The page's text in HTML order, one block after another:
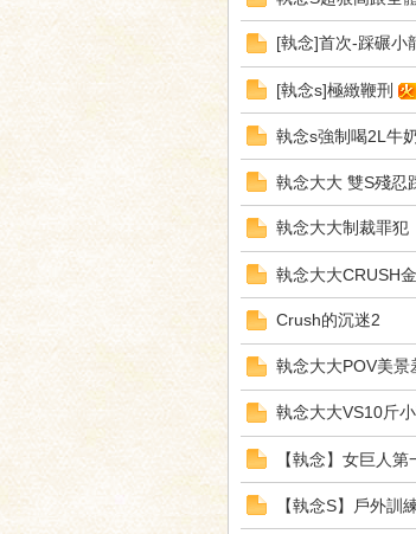
家
論
[執念]首次-踩碾小
[執念s]極緻鞭刑
執念s強制喝2L牛
執念大大 雙S殘忍
執念大大制裁罪犯
執念大大CRUSH
Crush的沉迷2
執念大大POV美景
執念大大VS10斤
【執念】女巨人第
【執念S】戶外訓